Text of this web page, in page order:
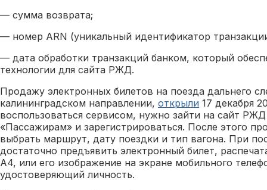
— сумма возврата;
— номер ARN (уникальный идентификатор
— дата обработки транзакций банком, который
технологии для сайта РЖД.
Продажу электронных билетов на поезда дальнего
калининградском направлении, открыли 17 декабря
воспользоваться сервисом, нужно зайти на сайт
«Пассажирам» и зарегистрироваться. После этого
выбрать маршрут, дату поездки и тип вагона. При
достаточно предъявить электронный билет,
А4, или его изображение на экране мобильного
удостоверяющий личность.